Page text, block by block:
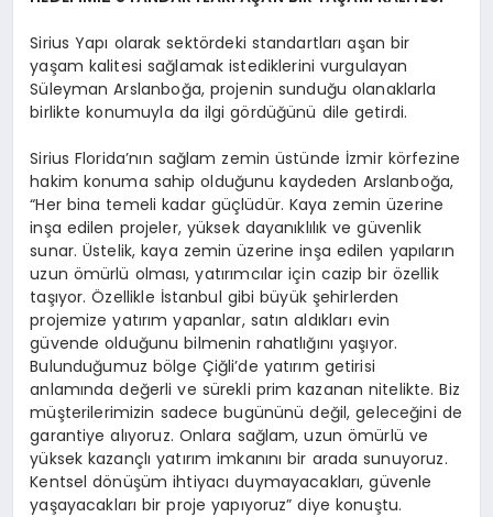
Sirius Yapı olarak sektördeki standartları aşan bir
yaşam kalitesi sağlamak istediklerini vurgulayan
Süleyman Arslanboğa, projenin sunduğu olanaklarla
birlikte konumuyla da ilgi gördüğünü dile getirdi.
Sirius Florida’nın sağlam zemin üstünde İzmir körfezine
hakim konuma sahip olduğunu kaydeden Arslanboğa,
“Her bina temeli kadar güçlüdür. Kaya zemin üzerine
inşa edilen projeler, yüksek dayanıklılık ve güvenlik
sunar. Üstelik, kaya zemin üzerine inşa edilen yapıların
uzun ömürlü olması, yatırımcılar için cazip bir özellik
taşıyor. Özellikle İstanbul gibi büyük şehirlerden
projemize yatırım yapanlar, satın aldıkları evin
güvende olduğunu bilmenin rahatlığını yaşıyor.
Bulunduğumuz bölge Çiğli’de yatırım getirisi
anlamında değerli ve sürekli prim kazanan nitelikte. Biz
müşterilerimizin sadece bugününü değil, geleceğini de
garantiye alıyoruz. Onlara sağlam, uzun ömürlü ve
yüksek kazançlı yatırım imkanını bir arada sunuyoruz.
Kentsel dönüşüm ihtiyacı duymayacakları, güvenle
yaşayacakları bir proje yapıyoruz” diye konuştu.